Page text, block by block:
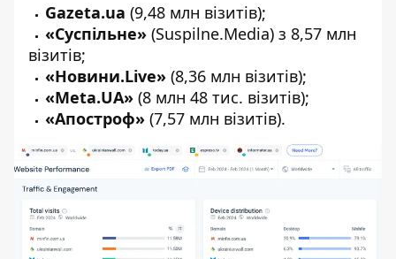
Gazeta.ua (9,48 млн візитів);
«Суспільне» (Suspilne.Media) з 8,57 млн
візитів;
«Новини.Live» (8,36 млн візитів);
«Meta.UA» (8 млн 48 тис. візитів);
«Апостроф» (7,57 млн візитів).